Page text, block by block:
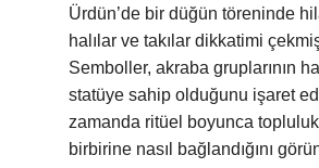
Ürdün’de bir düğün töreninde
halılar ve takılar dikkatimi
Semboller, akraba gruplarının
statüye sahip olduğunu işaret
zamanda ritüel boyunca
birbirine nasıl bağlandığını